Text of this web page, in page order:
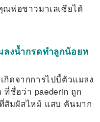
ณพ่อชาวมาเลเซียได้
งน้ำกรดทำลูกน้อยห
กิดจากการไปบี้ตัวแมลง
ชื่อว่า paederin ถูก
สัมผัสไหม้ แสบ คันมาก